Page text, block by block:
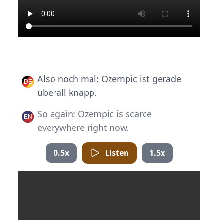
Also noch mal: Ozempic ist gerade
überall knapp.
So again: Ozempic is scarce
everywhere right now.
0.5x Listen 1.5x